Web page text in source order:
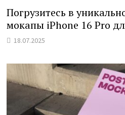
Погрузитесь в
мокапы iPhone 16 Pro
18.07.2025